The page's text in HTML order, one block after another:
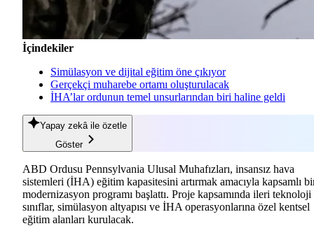
İçindekiler
Simülasyon ve dijital eğitim öne çıkıyor
Gerçekçi muharebe ortamı oluşturulacak
İHA’lar ordunun temel unsurlarından biri haline geldi
Yapay zekâ ile özetle
Göster
ABD Ordusu Pennsylvania Ulusal Muhafızları, insansız hava
sistemleri (İHA) eğitim kapasitesini artırmak amacıyla kapsamlı
modernizasyon programı başlattı. Proje kapsamında ileri teknoloji
sınıflar, simülasyon altyapısı ve İHA operasyonlarına özel kentsel
eğitim alanları kurulacak.